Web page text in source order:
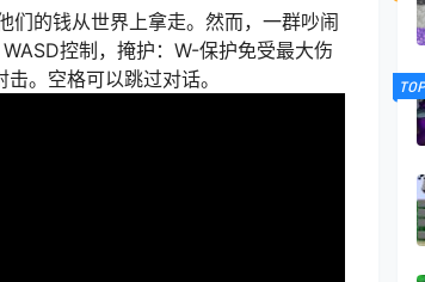
们的钱从世界上拿走。然而，一群吵闹
控制，掩护：W-保护免受最大伤
。空格可以跳过对话。